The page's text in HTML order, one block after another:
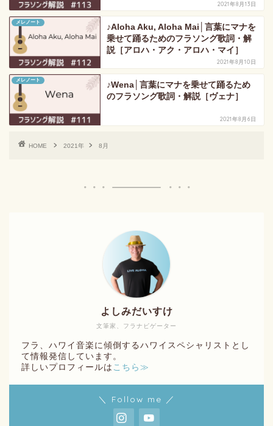
2021年8月13日
メレノート
♪Aloha Aku, Aloha Mai│言葉にマナを
乗せて踊るためのフラソング歌詞・解
説［アロハ・アク・アロハ・マイ］
2021年8月10日
メレノート
♪Wena│言葉にマナを乗せて踊るため
のフラソング歌詞・解説［ヴェナ］
2021年8月6日
HOME 2021年 8月
文筆家、フラナビゲーター
よしみだいすけ
フラ、ハワイ音楽に傾倒するハワイスペシャリストとし
て情報発信しています。
詳しいプロフィールは こちら≫
＼ Follow me ／